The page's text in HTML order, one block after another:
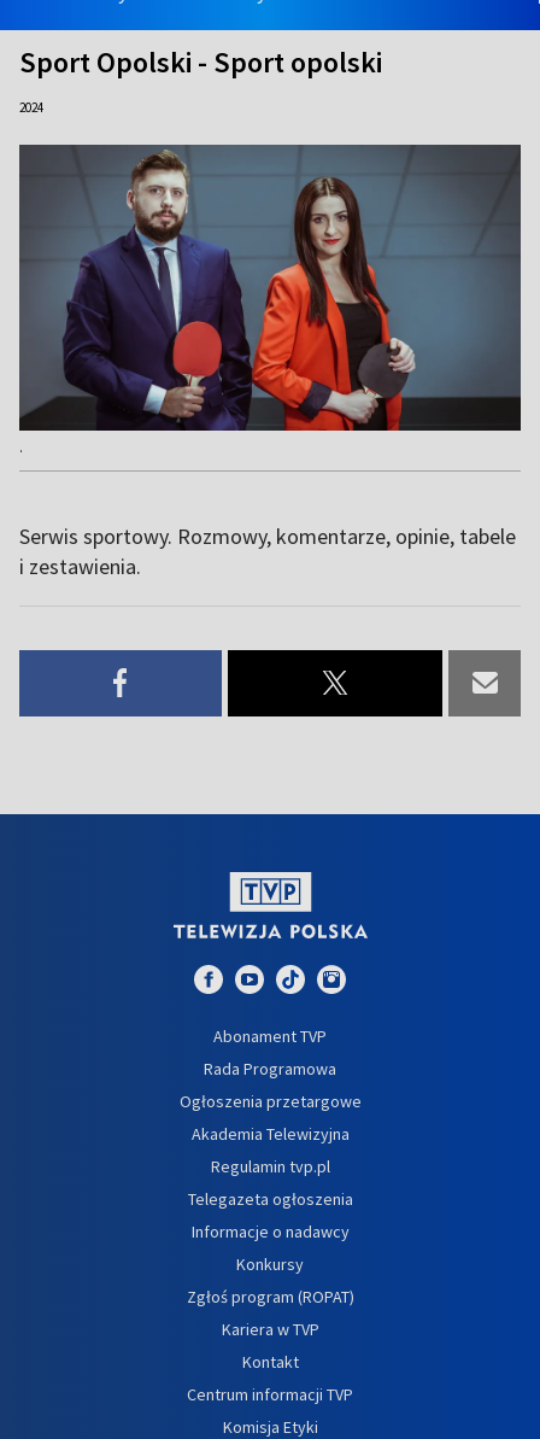
Sport Opolski - Sport opolski
2024
.
Serwis sportowy. Rozmowy, komentarze, opinie, tabele
i zestawienia.
Abonament TVP
Rada Programowa
Ogłoszenia przetargowe
Akademia Telewizyjna
Regulamin tvp.pl
Telegazeta ogłoszenia
Informacje o nadawcy
Konkursy
Zgłoś program (ROPAT)
Kariera w TVP
Kontakt
Centrum informacji TVP
Komisja Etyki